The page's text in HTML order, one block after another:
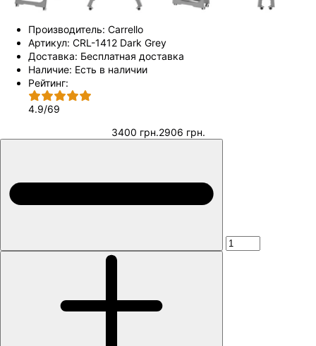
Производитель: Carrello
Артикул: CRL-1412 Dark Grey
Доставка: Бесплатная доставка
Наличие: Есть в наличии
Рейтинг:
4.9/69
3400 грн.2906 грн.